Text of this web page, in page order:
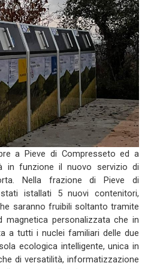
a Pieve di Compresseto ed a
in funzione il nuovo servizio di
Nella frazione di Pieve di
istallati 5 nuovi contenitori,
saranno fruibili soltanto tramite
personalizzata che in
a tutti i nuclei familiari delle due
ecologica intelligente, unica in
di versatilità, informatizzazione